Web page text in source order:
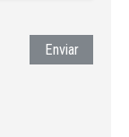
Enviar